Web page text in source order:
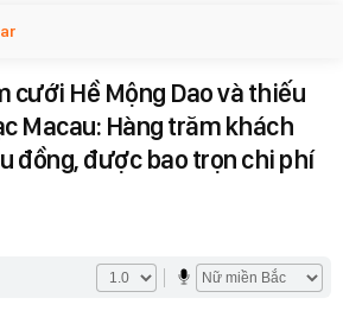
cưới Hề Mộng Dao và thiếu
Macau: Hàng trăm khách
đồng, được bao trọn chi phí